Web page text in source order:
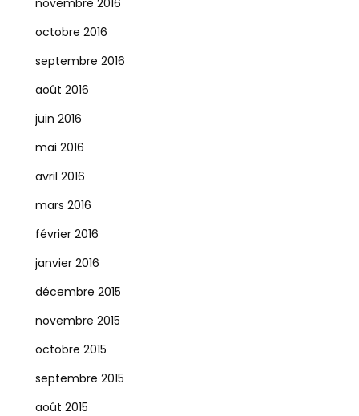
novembre 2016
octobre 2016
septembre 2016
août 2016
juin 2016
mai 2016
avril 2016
mars 2016
février 2016
janvier 2016
décembre 2015
novembre 2015
octobre 2015
septembre 2015
août 2015